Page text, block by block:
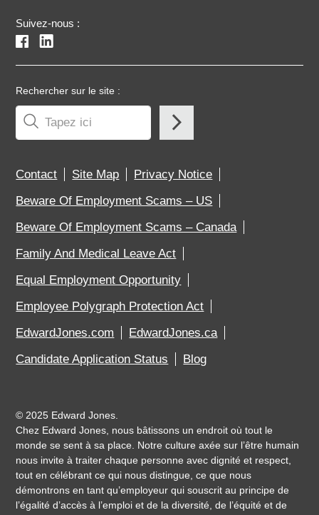
Suivez-nous :
Rechercher sur le site :
Contact Site Map
Privacy Notice
Beware Of Employment Scams – US
Beware Of Employment Scams – Canada
Family And Medical Leave Act
Equal Employment Opportunity
Employee Polygraph Protection Act
EdwardJones.com
EdwardJones.ca
Candidate Application Status
Blog
© 2025 Edward Jones.
Chez Edward Jones, nous bâtissons un endroit où tout le
monde se sent à sa place. Notre culture axée sur l’être humain
nous invite à traiter chaque personne avec dignité et respect,
tout en célébrant ce qui nous distingue, ce que nous
démontrons en tant qu’employeur qui souscrit au principe de
l’égalité d’accès à l’emploi et de la diversité, de l’équité et de